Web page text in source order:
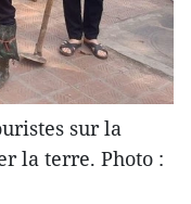
sur la
la terre. Photo :